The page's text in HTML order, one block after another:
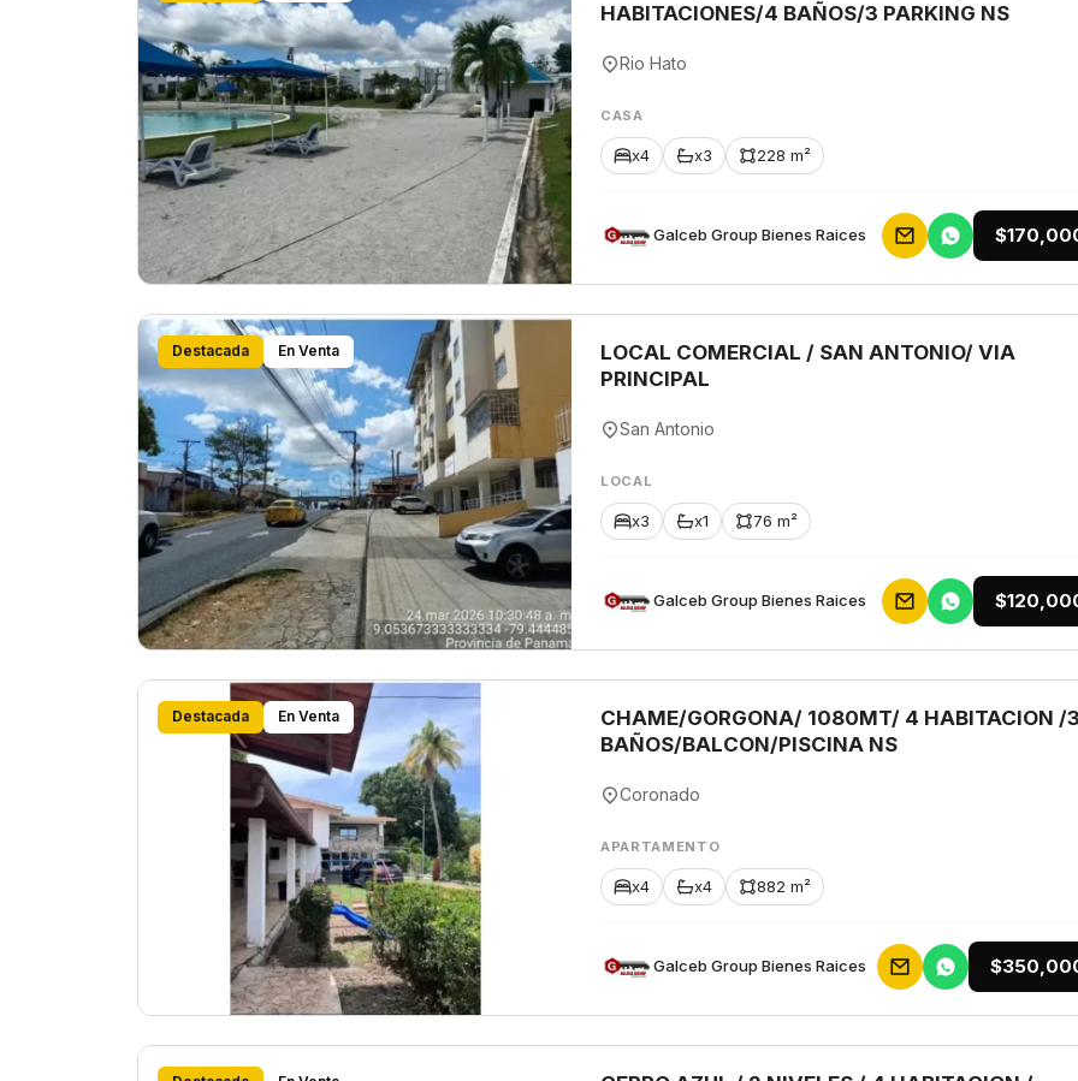
HABITACIONES/4 BAÑOS/3 PARKING NS
Rio Hato
CASA
x4 x3 228 m²
Galceb Group Bienes Raices
Destacada En Venta
LOCAL COMERCIAL / SAN ANTONIO/ VIA
PRINCIPAL
San Antonio
LOCAL
x3 x1 76 m²
Galceb Group Bienes Raices
Destacada En Venta
CHAME/GORGONA/ 1080MT/ 4 HABITACION /
BAÑOS/BALCON/PISCINA NS
Coronado
APARTAMENTO
x4 x4 882 m²
Galceb Group Bienes Raices